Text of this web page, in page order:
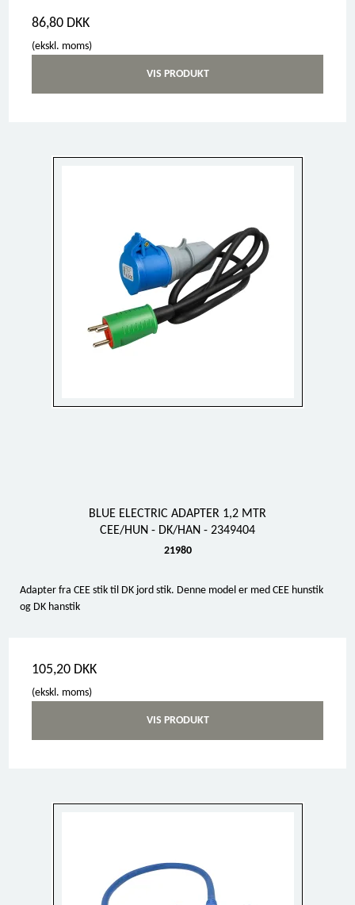
86,80 DKK
(ekskl. moms)
VIS PRODUKT
BLUE ELECTRIC ADAPTER 1,2 MTR
CEE/HUN - DK/HAN - 2349404
21980
Adapter fra CEE stik til DK jord stik. Denne model er med CEE hunstik
og DK hanstik
105,20 DKK
(ekskl. moms)
VIS PRODUKT